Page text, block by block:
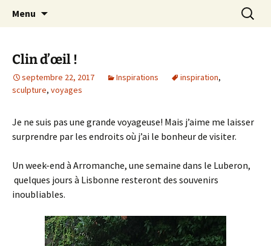
filsetcrayons
Le blog de Sophie A
Menu
Clin d’œil !
septembre 22, 2017 Inspirations inspiration,
sculpture, voyages
Je ne suis pas une grande voyageuse! Mais j’aime me laisser
surprendre par les endroits où j’ai le bonheur de visiter.
Un week-end à Arromanche, une semaine dans le Luberon,
quelques jours à Lisbonne resteront des souvenirs
inoubliables.